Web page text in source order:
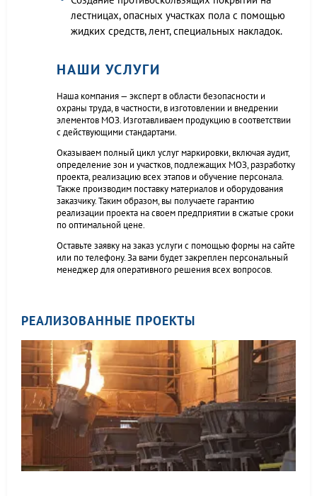
лестницах, опасных участках пола с помощью
жидких средств, лент, специальных накладок.
НАШИ УСЛУГИ
Наша компания — эксперт в области безопасности и
охраны труда, в частности, в изготовлении и внедрении
элементов МОЗ. Изготавливаем продукцию в соответствии
с действующими стандартами.
Оказываем полный цикл услуг маркировки, включая аудит,
определение зон и участков, подлежащих МОЗ, разработку
проекта, реализацию всех этапов и обучение персонала.
Также производим поставку материалов и оборудования
заказчику. Таким образом, вы получаете гарантию
реализации проекта на своем предприятии в сжатые сроки
по оптимальной цене.
Оставьте заявку на заказ услуги с помощью формы на сайте
или по телефону. За вами будет закреплен персональный
менеджер для оперативного решения всех вопросов.
РЕАЛИЗОВАННЫЕ ПРОЕКТЫ